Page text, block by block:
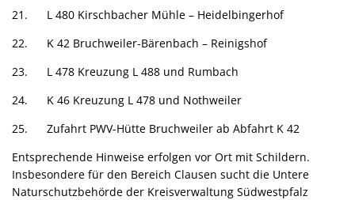
21. L 480 Kirschbacher Mühle – Heidelbingerhof
22. K 42 Bruchweiler-Bärenbach – Reinigshof
23. L 478 Kreuzung L 488 und Rumbach
24. K 46 Kreuzung L 478 und Nothweiler
25. Zufahrt PWV-Hütte Bruchweiler ab Abfahrt K 42
Entsprechende Hinweise erfolgen vor Ort mit Schildern.
Insbesondere für den Bereich Clausen sucht die Untere
Naturschutzbehörde der Kreisverwaltung Südwestpfalz